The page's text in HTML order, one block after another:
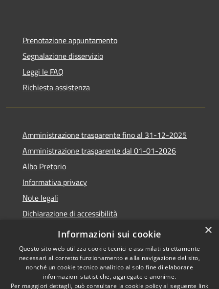
Prenotazione appuntamento
Segnalazione disservizio
Leggi le FAQ
Richiesta assistenza
Amministrazione trasparente fino al 31-12-2025
Amministrazione trasparente dal 01-01-2026
Albo Pretorio
Informativa privacy
Note legali
Dichiarazione di accessibilità
RSS
Accessibilità
Privacy
Copyright © 2026 • Comune di
Lapio • Powered by
Municipium•Accesso
×
Informazioni sui cookie
Questo sito web utilizza cookie tecnici e assimilati strettamente
necessari al corretto funzionamento e alla navigazione del sito,
nonché un cookie tecnico analitico al solo fine di elaborare
informazioni statistiche, aggregate e anonime.
Per maggiori dettagli, può consultare la cookie policy al seguente link